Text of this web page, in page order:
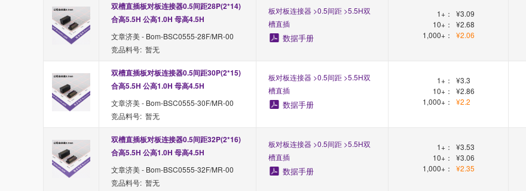
双槽直插板对板连接器0.5间距28P(2*14)
合高5.5H 公高1.0H 母高4.5H
文章济美 - Bom-BSC0555-28F/MR-00
竞品料号: 暂无
板对板连接器 >0.5间距 >5.5H双
槽直插
数据手册
1+：
¥3.09
10+：
¥2.68
1,000+：
¥2.06
双槽直插板对板连接器0.5间距30P(2*15)
合高5.5H 公高1.0H 母高4.5H
文章济美 - Bom-BSC0555-30F/MR-00
竞品料号: 暂无
板对板连接器 >0.5间距 >5.5H双
槽直插
数据手册
1+：
¥3.3
10+：
¥2.86
1,000+：
¥2.2
双槽直插板对板连接器0.5间距32P(2*16)
合高5.5H 公高1.0H 母高4.5H
文章济美 - Bom-BSC0555-32F/MR-00
竞品料号: 暂无
板对板连接器 >0.5间距 >5.5H双
槽直插
数据手册
1+：
¥3.53
10+：
¥3.06
1,000+：
¥2.35